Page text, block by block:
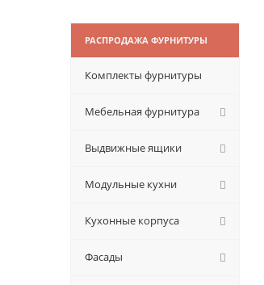
РАСПРОДАЖА ФУРНИТУРЫ
Комплекты фурнитуры
Мебельная фурнитура
Выдвижные ящики
Модульные кухни
Кухонные корпуса
Фасады